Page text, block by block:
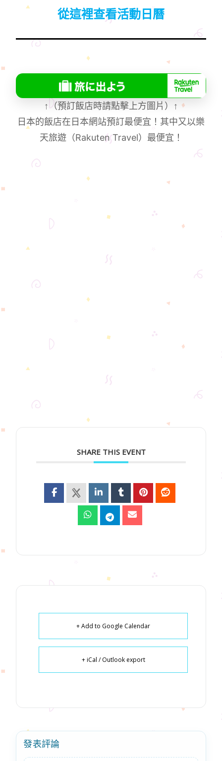
從這裡查看活動日曆
↑（預訂飯店時請點擊上方圖片） ↑
日本的飯店在日本網站預訂最便宜！其中又以樂
天旅遊（Rakuten Travel）最便宜！
SHARE THIS EVENT
+ Add to Google Calendar
+ iCal / Outlook export
發表評論